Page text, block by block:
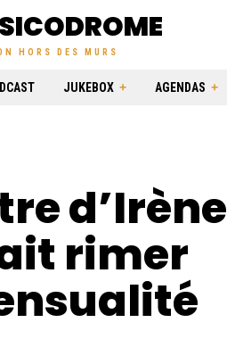
HORS DES MURS
JUKEBOX AGENDAS
d’Irène
rimer